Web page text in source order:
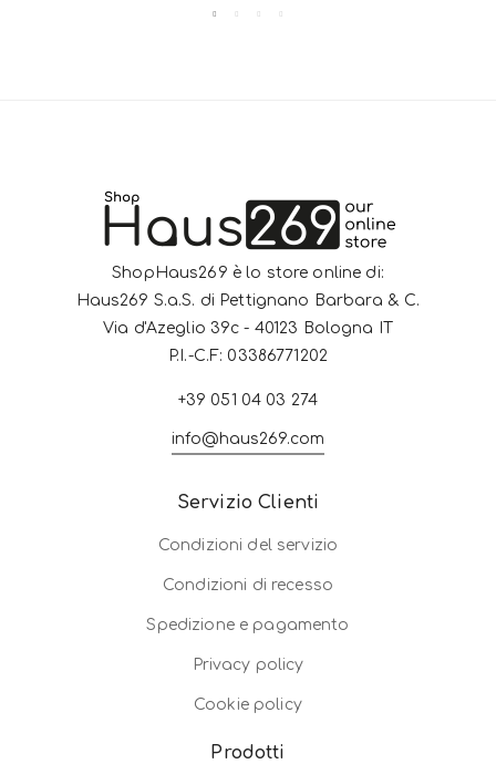
ShopHaus269 è lo store online di:
Haus269 S.a.S. di Pettignano Barbara & C.
Via d'Azeglio 39c - 40123 Bologna IT
P.I.-C.F: 03386771202
+39 051 04 03 274
info@haus269.com
Servizio Clienti
Condizioni del servizio
Condizioni di recesso
Spedizione e pagamento
Privacy policy
Cookie policy
Prodotti